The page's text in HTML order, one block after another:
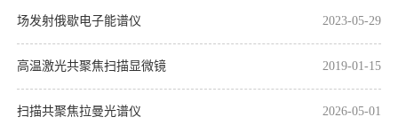
场发射俄歇电子能谱仪 2023-05-29
高温激光共聚焦扫描显微镜 2019-01-15
扫描共聚焦拉曼光谱仪 2026-05-01